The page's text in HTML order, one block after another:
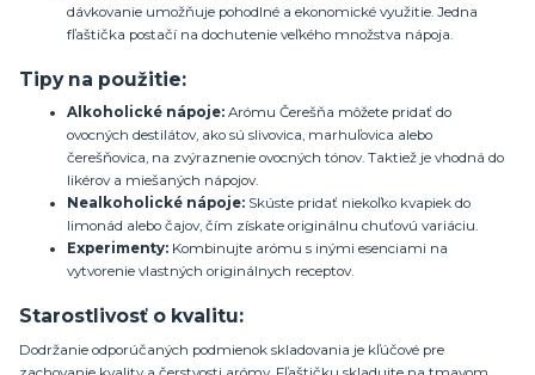
dávkovanie umožňuje pohodlné a ekonomické využitie. Jedna
fľaštička postačí na dochutenie veľkého množstva nápoja.
Tipy na použitie:
Alkoholické nápoje: Arómu Čerešňa môžete pridať do
ovocných destilátov, ako sú slivovica, marhuľovica alebo
čerešňovica, na zvýraznenie ovocných tónov. Taktiež je vhodná do
likérov a miešaných nápojov.
Nealkoholické nápoje: Skúste pridať niekoľko kvapiek do
limonád alebo čajov, čím získate originálnu chuťovú variáciu.
Experimenty: Kombinujte arómu s inými esenciami na
vytvorenie vlastných originálnych receptov.
Starostlivosť o kvalitu:
Dodržanie odporúčaných podmienok skladovania je kľúčové pre